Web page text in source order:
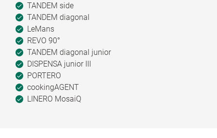
TANDEM side
TANDEM diagonal
LeMans
REVO 90°
TANDEM diagonal junior
DISPENSA junior III
PORTERO
cookingAGENT
LINERO MosaiQ